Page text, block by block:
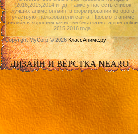
(2016,2015,2014 и тд). Также у нас есть список
лучших аниме онлайн, в формировании которого
участвуют пользователи сайта. Просмотр аниме
онлайн в хорошем качестве бесплатно. anime online
2015,2016 года.
Copyright MyCorp © 2026КлассАниме.ру
ДИЗАЙН И ВЁРСТКА NEARO